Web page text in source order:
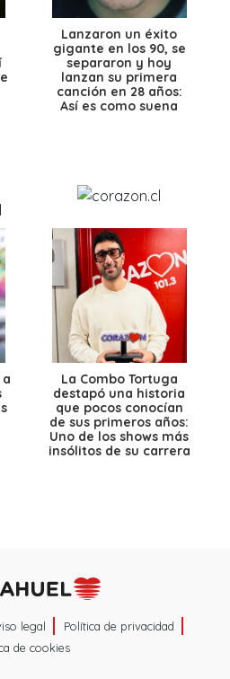
Lanzaron un éxito
gigante en los 90, se
separaron y hoy
lanzan su primera
canción en 28 años:
Así es como suena
La Combo Tortuga
destapó una historia
que pocos conocían
de sus primeros años:
Uno de los shows más
insólitos de su carrera
legal
Política de privacidad
de cookies